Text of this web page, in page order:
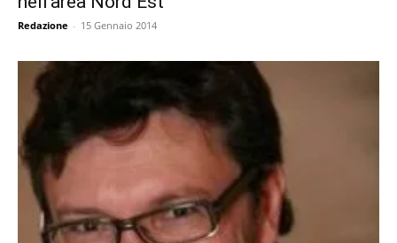
Redazione - 15 Gennaio 2014